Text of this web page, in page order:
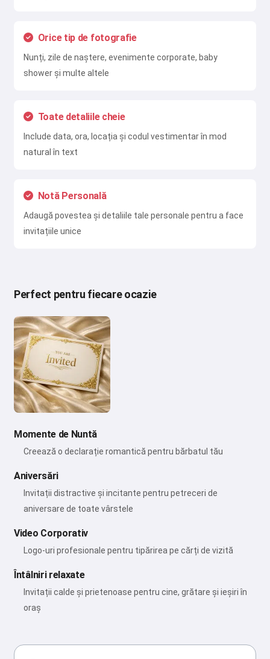
Orice tip de fotografie
Nunți, zile de naștere, evenimente corporate, baby
shower și multe altele
Toate detaliile cheie
Include data, ora, locația și codul vestimentar în mod
natural în text
Notă Personală
Adaugă povestea și detaliile tale personale pentru a face
invitațiile unice
Perfect pentru fiecare ocazie
Momente de Nuntă
Creează o declarație romantică pentru bărbatul tău
Aniversări
Invitații distractive și incitante pentru petreceri de
aniversare de toate vârstele
Video Corporativ
Logo-uri profesionale pentru tipărirea pe cărți de vizită
Întâlniri relaxate
Invitații calde și prietenoase pentru cine, grătare și ieșiri în
oraș